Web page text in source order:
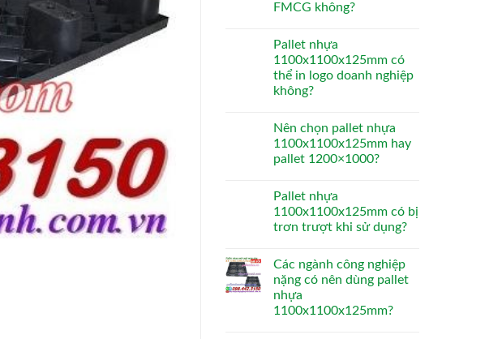
FMCG không?
Pallet nhựa
1100x1100x125mm có
thể in logo doanh nghiệp
không?
Nên chọn pallet nhựa
1100x1100x125mm hay
pallet 1200×1000?
Pallet nhựa
1100x1100x125mm có bị
trơn trượt khi sử dụng?
Các ngành công nghiệp
nặng có nên dùng pallet
nhựa
1100x1100x125mm?